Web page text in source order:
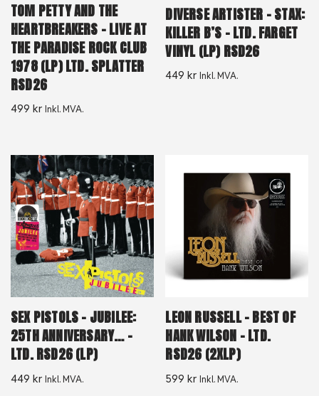
TOM PETTY AND THE
HEARTBREAKERS – LIVE AT
THE PARADISE ROCK CLUB
1978 (LP) LTD. SPLATTER
RSD26
499 kr Inkl. MVA.
DIVERSE ARTISTER – STAX:
KILLER B’S – LTD. FARGET
VINYL (LP) RSD26
449kr Inkl. MVA.
SEX PISTOLS – JUBILEE:
25TH ANNIVERSARY… –
LTD. RSD26 (LP)
449 kr Inkl. MVA.
LEON RUSSELL – BEST OF
HANK WILSON – LTD.
RSD26 (2XLP)
599kr Inkl. MVA.